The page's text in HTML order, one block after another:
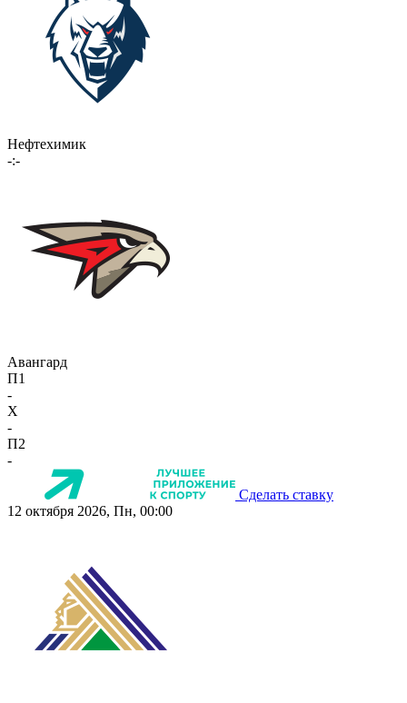
Нефтехимик
-:-
Авангард
П1
-
X
-
П2
-
Сделать ставку
12 октября 2026, Пн, 00:00